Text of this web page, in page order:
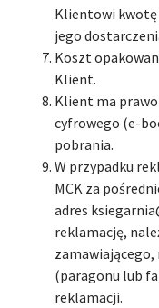
Klientowi kwotę
jego
Koszt
Klient.
Klient ma
cyfrowego (e-
pobrania.
W przypadku
MCK za
adres
reklamację,
(paragonu lub
reklamacji.